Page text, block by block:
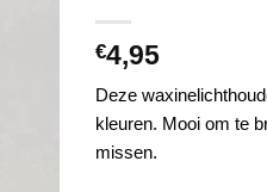
€4,95
Deze
kleuren. Mooi om te
missen.